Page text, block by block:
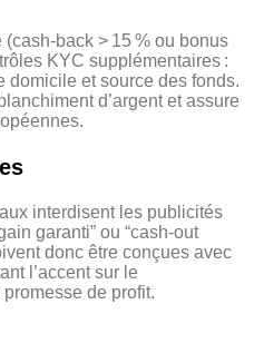
> 15 % ou bonus
KYC supplémentaires :
domicile et source des fonds.
d’argent et assure
interdisent les publicités
garanti” ou “cash‑out
donc être conçues avec
l’accent sur le
de profit.